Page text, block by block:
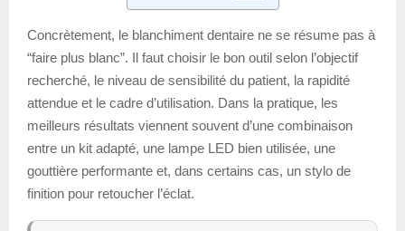
Concrètement, le blanchiment dentaire ne se résume pas à
“faire plus blanc”. Il faut choisir le bon outil selon l’objectif
recherché, le niveau de sensibilité du patient, la rapidité
attendue et le cadre d’utilisation. Dans la pratique, les
meilleurs résultats viennent souvent d’une combinaison
entre un kit adapté, une lampe LED bien utilisée, une
gouttière performante et, dans certains cas, un stylo de
finition pour retoucher l’éclat.